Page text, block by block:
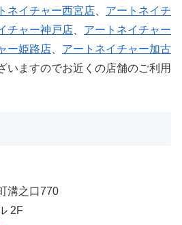
ネイチャー西宮店
アートネイチ
チャー神戸店
アートネイチャー
ー姫路店
アートネイチャー加古
いますのでお近くの店舗のご利用
溝之口770
2F